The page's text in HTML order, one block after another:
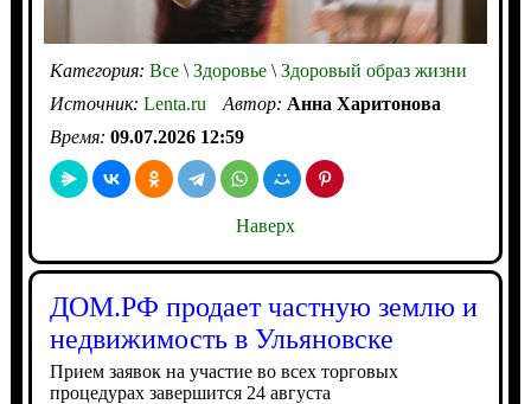
Категория: Все\Здоровье\Здоровый образ жизни
Источник: Lenta.ru Автор: Анна Харитонова
Время: 09.07.2026 12:59
Наверх
ДОМ.РФ продает частную землю и
недвижимость в Ульяновске
Прием заявок на участие во всех торговых
процедурах завершится 24 августа